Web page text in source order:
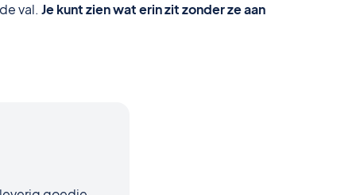
val. Je kunt zien wat erin zit zonder ze aan